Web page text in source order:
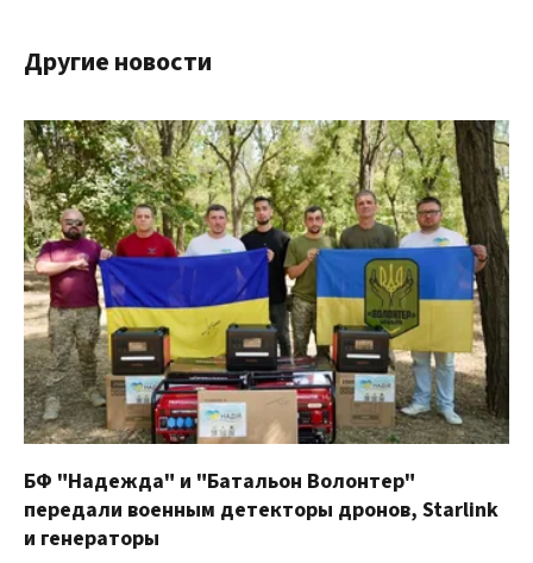
Другие новости
БФ "Надежда" и "Батальон Волонтер"
передали военным детекторы дронов, Starlink
и генераторы